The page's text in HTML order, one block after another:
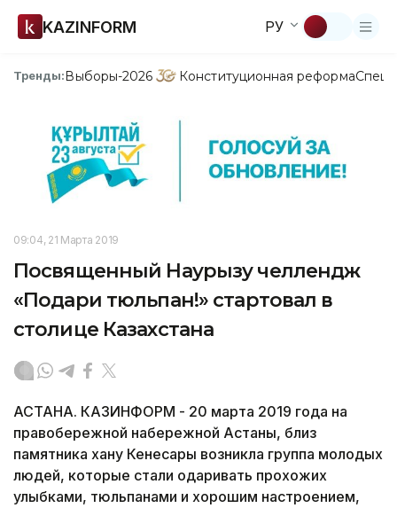
KAZINFORM РУ
Тренды:Выборы-2026 Конституционная реформа
09:04, 21 Марта 2019
Посвященный Наурызу челлендж
«Подари тюльпан!» стартовал в
столице Казахстана
АСТАНА. КАЗИНФОРМ - 20 марта 2019 года на
правобережной набережной Астаны, близ
памятника хану Кенесары возникла группа молодых
людей, которые стали одаривать прохожих
улыбками, тюльпанами и хорошим настроением,